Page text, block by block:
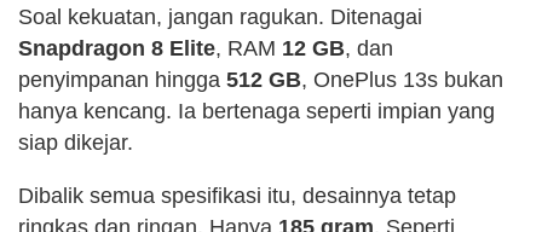
Soal kekuatan, jangan ragukan. Ditenagai
Snapdragon 8 Elite, RAM 12 GB, dan
penyimpanan hingga 512 GB, OnePlus 13s bukan
hanya kencang. Ia bertenaga seperti impian yang
siap dikejar.
Dibalik semua spesifikasi itu, desainnya tetap